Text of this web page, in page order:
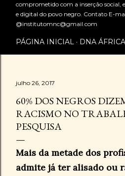
comprometido com a inserção social,
e digital do povo negro. Contato E-
@institutomnc@gmail.com
PÁGINA INICIAL DNA ÁFRICA
julho 26, 2017
60% DOS NEGROS
RACISMO NO
PESQUISA
Mais da metade dos
admite já ter alisado ou